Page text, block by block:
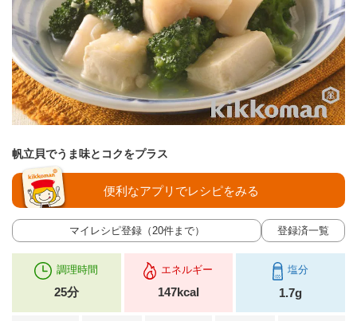
帆立貝でうま味とコクをプラス
マイレシピ登録（20件まで） 登録済一覧
便利なアプリでレシピをみる
調理時間
25分
エネルギー
147kcal
塩分
1.7g